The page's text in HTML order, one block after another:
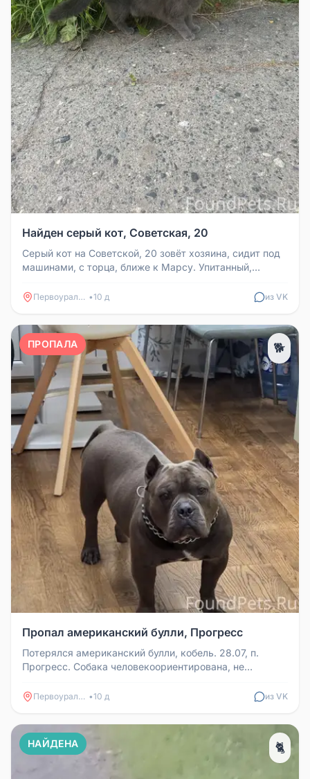
Найден серый кот, Советская, 20
Серый кот на Советской, 20 зовёт хозяина, сидит под
машинами, с торца, ближе к Марсу. Упитанный,
Первоуральск •10 д из VK
ПРОПАЛА 🐕
Пропал американский булли, Прогресс
Потерялся американский булли, кобель. 28.07, п.
Прогресс. Собака человекоориентирована, не
Первоуральск •10 д из VK
НАЙДЕНА 🐈